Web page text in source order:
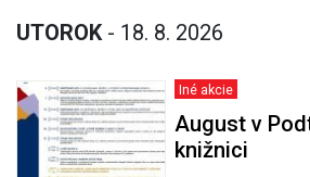
UTOROK - 18. 8. 2026
Iné akcie
August v
knižnici